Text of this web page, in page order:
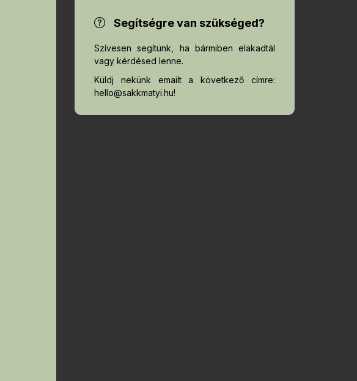
Segítségre van szükséged?
Szívesen segítünk, ha bármiben elakadtál
vagy kérdésed lenne.
Küldj nekünk emailt a következő címre:
hello@sakkmatyi.hu!